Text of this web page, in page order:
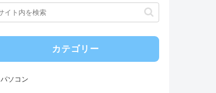
カテゴリー
パソコン